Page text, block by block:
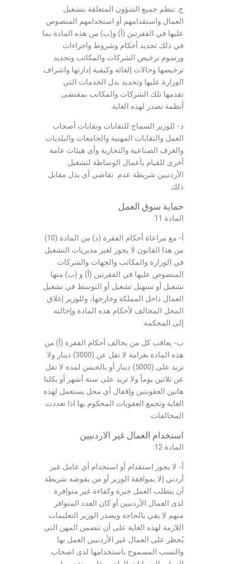
ج. تنظم جميع الشؤون المتعلقة بتشغيل
العمال واستقدامهم أو استخدامهم المنصوص
عليها في الفقرتين (أ) و(ب) من هذه المادة بما
في ذلك تحديد أحكام وشروط واجراءات
ورسوم ترخيص الشركات والمكاتب وتجديد
ترخيصها وحالات إلغائه وكيفية إدارتها واشراف
الوزارة عليها وتحديد بدل الخدمات التي
تقدمها تلك الشركات والمكاتب بمقتضى
أنظمة تصدر لهذه الغاية.
د- للوزير السماح للنقابات ونقابات أصحاب
العمل والنقابات المهنية والجامعات والبلديات
والغرف الصناعية والتجارية وأي هيئات عامة
أخرى للقيام بأعمال الوساطة لتشغيل
الأردنيين شريطة عدم تقاضي أي بدل مقابل
ذلك.
حماية سوق العمل
المادة 11:
أ- مع مراعاة أحكام الفقرة (د) من المادة (10)
من هذا القانون لا يجوز لغير مديريات التشغيل
في الوزارة والمكاتب والجهات والشركات
المنصوص عليها في الفقرتين (أ) و (ب) منها
تشغيل أو تسهيل تشغيل أو التوسط في تشغيل
العمال داخل المملكة وخارجها، وللوزير إغلاق
المحل المخالف لأحكام هذه المادة وإحالته
إلى المحكمة.
ب- يعاقب كل من يخالف أحكام الفقرة (أ) من
هذه المادة بغرامة لا تقل عن (3000) دينار ولا
تزيد على (5000) دينار أو بالحبس لمدة لا تقل
عن ثلاثين يوماً ولا تزيد على ستة أشهر أو بكلتا
هاتين العقوبتين وإقفال أي محل يستعمل لهذه
الغاية وتجمع العقوبات المحكوم بها اذا تعددت
المخالفات.
استخدام العمال غير الاردنيين
المادة 12:
أ- لا يجوز استقدام أو استخدام أي عامل غير
أردني إلا بموافقة الوزير أو من يفوضه شريطة
أن يتطلب العمل خبرة وكفاءة غير متوافرة
لدى العمال الأردنيين أو كان العدد المتوافر
منهم لا يفي بالحاجة ويصدر الوزير التعليمات
اللازمة لهذه الغاية على أن تتضمن المهن التي
يُحظر على العمال غير الأردنيين العمل بها
والنسب المسموح باستخدامها لدى اصحاب